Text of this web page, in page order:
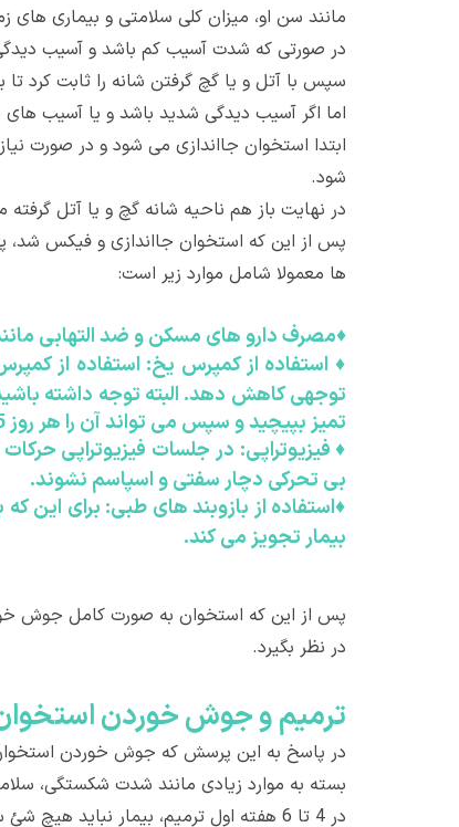
مانند سن او، میزان کلی سلامتی و بیماری های
در صورتی که شدت آسیب کم باشد و آسیب
سپس با آتل و یا گچ گرفتن شانه را ثابت کرد تا
اما اگر آسیب دیدگی شدید باشد و یا آسیب
ابتدا استخوان جااندازی می شود و در
شود.
در نهایت باز هم ناحیه شانه گچ و یا آتل
پس از این که استخوان جااندازی و فیکس شد،
ها معمولا شامل موارد زیر است:
♦مصرف دارو های مسکن و ضد التهابی
♦ استفاده از کمپرس یخ: استفاده از
توجهی کاهش دهد. البته توجه داشته
تمیز بپیچید و سپس می تواند آن را هر روز 5 بار و هر بار به مدت 20 دقیقه بر روی ناحیه آسیب دیده بگذارید.
♦فیزیوتراپی: در جلسات فیزیوتراپی
بی تحرکی دچار سفتی و اسپاسم نشوند.
♦استفاده از بازوبند های طبی: برای این
بیمار تجویز می کند.
پس از این که استخوان به صورت کامل جوش
در نظر بگیرد.
ترميم و جوش خوردن
بسته به موارد زیادی مانند شدت شکستگی،
در 4 تا 6 هفته اول ترمیم، بیمار نباید هیچ شئ سنگینی را بلند کند و یا این که سعی کند بازوی خود را بالاتر از شانه خود ببرد.